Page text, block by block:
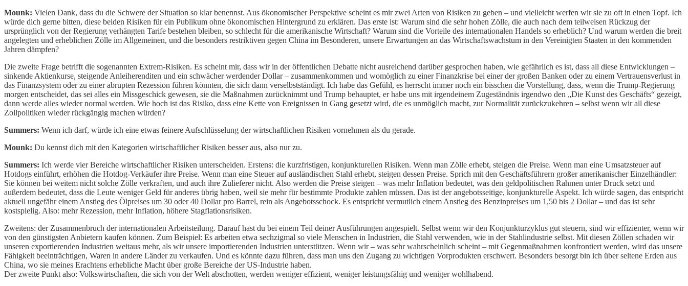
Mounk: Vielen Dank, dass du die Schwere der Situation so klar benennst. Aus ökonomischer Perspektive scheint es mir zwei Arten von Risiken zu geben – und vielleicht werfen wir sie zu oft in einen Topf. Ich
würde dich gerne bitten, diese beiden Risiken für ein Publikum ohne ökonomischen Hintergrund zu erklären. Das erste ist: Warum sind die sehr hohen Zölle, die auch nach dem teilweisen Rückzug der
ursprünglich von der Regierung verhängten Tarife bestehen bleiben, so schlecht für die amerikanische Wirtschaft? Warum sind die Vorteile des internationalen Handels so erheblich? Und warum werden die breit
angelegten und erheblichen Zölle im Allgemeinen, und die besonders restriktiven gegen China im Besonderen, unsere Erwartungen an das Wirtschaftswachstum in den Vereinigten Staaten in den kommenden
Jahren dämpfen?
Die zweite Frage betrifft die sogenannten Extrem-Risiken. Es scheint mir, dass wir in der öffentlichen Debatte nicht ausreichend darüber gesprochen haben, wie gefährlich es ist, dass all diese Entwicklungen –
sinkende Aktienkurse, steigende Anleiherenditen und ein schwächer werdender Dollar – zusammenkommen und womöglich zu einer Finanzkrise bei einer der großen Banken oder zu einem Vertrauensverlust in
das Finanzsystem oder zu einer abrupten Rezession führen könnten, die sich dann verselbstständigt. Ich habe das Gefühl, es herrscht immer noch ein bisschen die Vorstellung, dass, wenn die Trump-Regierung
morgen entscheidet, das sei alles ein Missgeschick gewesen, sie die Maßnahmen zurücknimmt und Trump behauptet, er habe uns mit irgendeinem Zugeständnis irgendwo den „Die Kunst des Geschäfts“ gezeigt,
dann werde alles wieder normal werden. Wie hoch ist das Risiko, dass eine Kette von Ereignissen in Gang gesetzt wird, die es unmöglich macht, zur Normalität zurückzukehren – selbst wenn wir all diese
Zollpolitiken wieder rückgängig machen würden?
Summers: Wenn ich darf, würde ich eine etwas feinere Aufschlüsselung der wirtschaftlichen Risiken vornehmen als du gerade.
Mounk: Du kennst dich mit den Kategorien wirtschaftlicher Risiken besser aus, also nur zu.
Summers: Ich werde vier Bereiche wirtschaftlicher Risiken unterscheiden. Erstens: die kurzfristigen, konjunkturellen Risiken. Wenn man Zölle erhebt, steigen die Preise. Wenn man eine Umsatzsteuer auf
Hotdogs einführt, erhöhen die Hotdog-Verkäufer ihre Preise. Wenn man eine Steuer auf ausländischen Stahl erhebt, steigen dessen Preise. Sprich mit den Geschäftsführern großer amerikanischer Einzelhändler:
Sie können bei weitem nicht solche Zölle verkraften, und auch ihre Zulieferer nicht. Also werden die Preise steigen – was mehr Inflation bedeutet, was den geldpolitischen Rahmen unter Druck setzt und
außerdem bedeutet, dass die Leute weniger Geld für anderes übrig haben, weil sie mehr für bestimmte Produkte zahlen müssen. Das ist der angebotsseitige, konjunkturelle Aspekt. Ich würde sagen, das entspricht
aktuell ungefähr einem Anstieg des Ölpreises um 30 oder 40 Dollar pro Barrel, rein als Angebotsschock. Es entspricht vermutlich einem Anstieg des Benzinpreises um 1,50 bis 2 Dollar – und das ist sehr
kostspielig. Also: mehr Rezession, mehr Inflation, höhere Stagflationsrisiken.
Zweitens: der Zusammenbruch der internationalen Arbeitsteilung. Darauf hast du bei einem Teil deiner Ausführungen angespielt. Selbst wenn wir den Konjunkturzyklus gut steuern, sind wir effizienter, wenn wir
von den günstigsten Anbietern kaufen können. Zum Beispiel: Es arbeiten etwa sechzigmal so viele Menschen in Industrien, die Stahl verwenden, wie in der Stahlindustrie selbst. Mit diesen Zöllen schaden wir
unseren exportierenden Industrien weitaus mehr, als wir unsere importierenden Industrien unterstützen. Wenn wir – was sehr wahrscheinlich scheint – mit Gegenmaßnahmen konfrontiert werden, wird das unsere
Fähigkeit beeinträchtigen, Waren in andere Länder zu verkaufen. Und es könnte dazu führen, dass man uns den Zugang zu wichtigen Vorprodukten erschwert. Besonders besorgt bin ich über seltene Erden aus
China, wo sie meines Erachtens erhebliche Macht über große Bereiche der US-Industrie haben.
Der zweite Punkt also: Volkswirtschaften, die sich von der Welt abschotten, werden weniger effizient, weniger leistungsfähig und weniger wohlhabend.